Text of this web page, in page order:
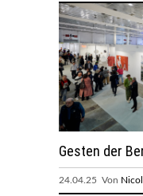
Gesten der
24.04.25 Von